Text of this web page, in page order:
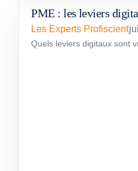
PME : les leviers
Les Experts Profiscient
Quels leviers digitaux sont